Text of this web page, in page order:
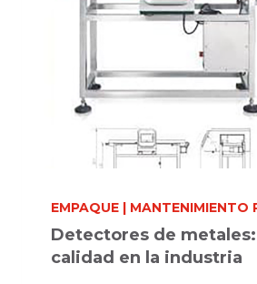
EMPAQUE | MANTENIMIENTO
Detectores de
calidad en la industria